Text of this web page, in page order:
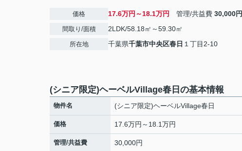
価格 17.6万円～18.1万円 管理/共益費 30,000円
間取り/面積 2LDK/58.18㎡～59.30㎡
所在地 千葉県千葉市中央区春日 １丁目2-10
(シニア限定)ヘーベルVillage春日の基本情報
物件名 (シニア限定)ヘーベルVillage春日
価格 17.6万円～18.1万円
管理/共益費 30,000円